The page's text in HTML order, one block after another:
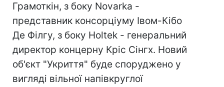
Грамоткін, з боку Novarka -
представник консорціуму Івом-Кібо
Де Філгу, з боку Holtek - генеральний
директор концерну Кріс Сінгх. Новий
об'єкт "Укриття" буде споруджено у
вигляді вільної напівкруглої